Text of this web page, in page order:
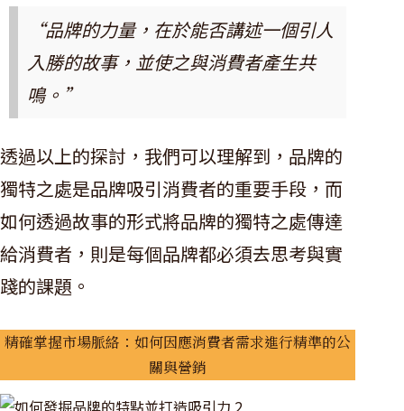
“品牌的力量，在於能否講述一個引人
入勝的故事，並使之與消費者產生共
鳴。”
透過以上的探討，我們可以理解到，品牌的
獨特之處是品牌吸引消費者的重要手段，而
如何透過故事的形式將品牌的獨特之處傳達
給消費者，則是每個品牌都必須去思考與實
踐的課題。
精確掌握市場脈絡：如何因應消費者需求進行精準的公
關與營銷